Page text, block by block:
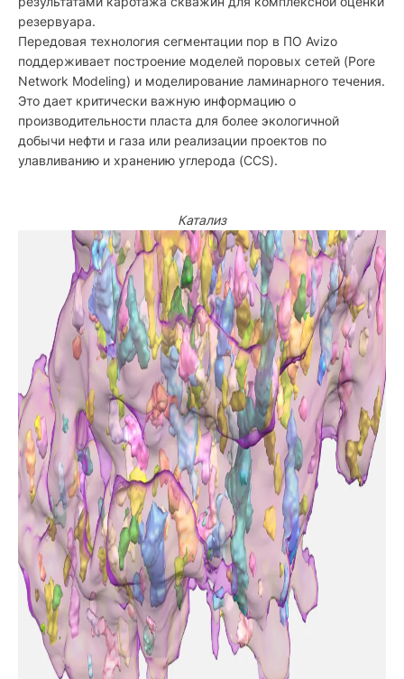
резервуара.
Передовая технология сегментации пор в ПО Avizo
поддерживает построение моделей поровых сетей (Pore
Network Modeling) и моделирование ламинарного течения.
Это дает критически важную информацию о
производительности пласта для более экологичной
добычи нефти и газа или реализации проектов по
улавливанию и хранению углерода (CCS).
Катализ